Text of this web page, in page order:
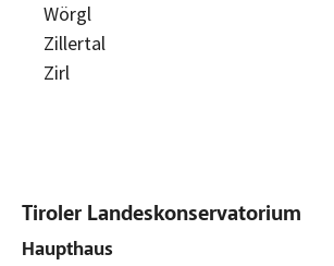
Wörgl
Zillertal
Zirl
Tiroler Landeskonservatorium
Haupthaus